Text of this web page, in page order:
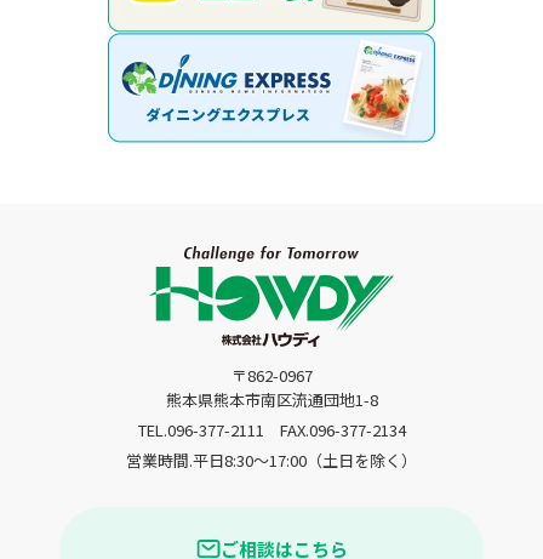
〒862-0967
熊本県熊本市南区流通団地1-8
TEL.096-377-2111
FAX.096-377-2134
営業時間.平日8:30〜17:00（土日を除く）
ご相談はこちら